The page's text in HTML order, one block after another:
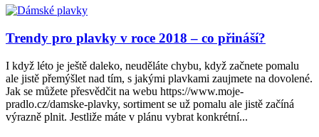
Trendy pro plavky v roce 2018 – co přináší?
I když léto je ještě daleko, neuděláte chybu, když začnete pomalu
ale jistě přemýšlet nad tím, s jakými plavkami zaujmete na dovolené.
Jak se můžete přesvědčit na webu https://www.moje-
pradlo.cz/damske-plavky, sortiment se už pomalu ale jistě začíná
výrazně plnit. Jestliže máte v plánu vybrat konkrétní...